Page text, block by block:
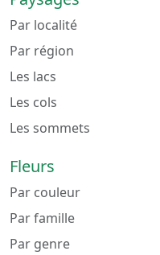
Par localité
Par région
Les lacs
Les cols
Les sommets
Fleurs
Par couleur
Par famille
Par genre